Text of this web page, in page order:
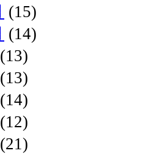
(15)
(14)
(13)
(13)
(14)
(12)
(21)